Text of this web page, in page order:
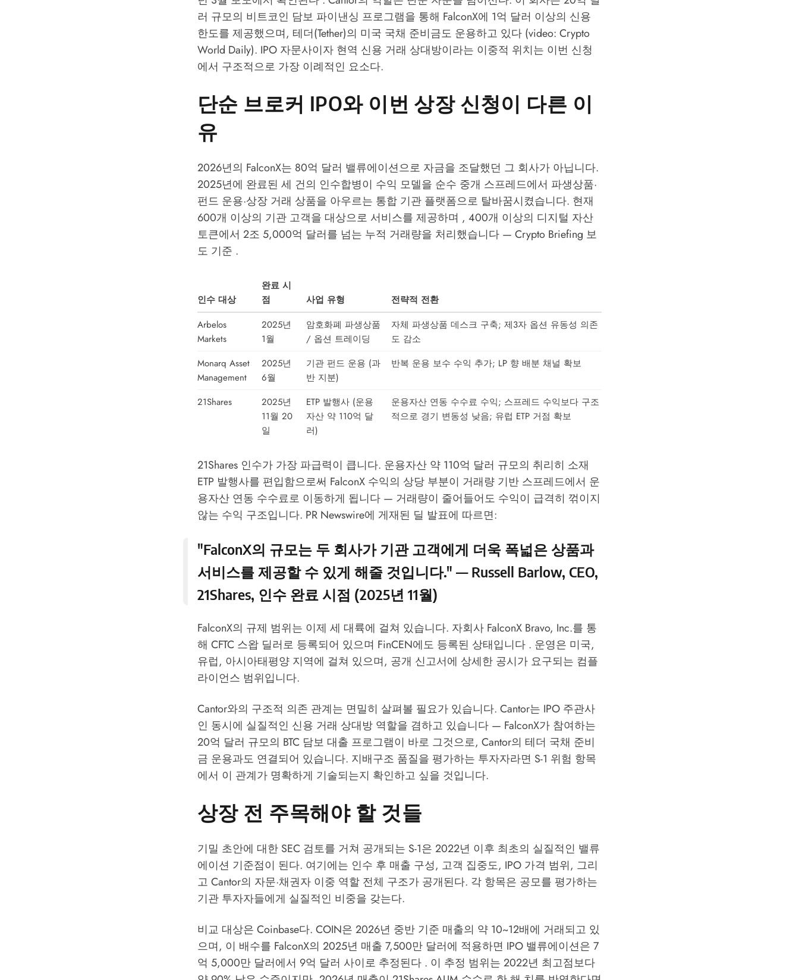
러 규모의 비트코인 담보 파이낸싱 프로그램을 통해 FalconX에 1억 달러 이상의 신용
한도를 제공했으며, 테더(Tether)의 미국 국채 준비금도 운용하고 있다 (video: Crypto
World Daily). IPO 자문사이자 현역 신용 거래 상대방이라는 이중적 위치는 이번 신청
에서 구조적으로 가장 이례적인 요소다.
단순 브로커 IPO와 이번 상장 신청이 다른 이
유
2026년의 FalconX는 80억 달러 밸류에이션으로 자금을 조달했던 그 회사가 아닙니다.
2025년에 완료된 세 건의 인수합병이 수익 모델을 순수 중개 스프레드에서 파생상품·
펀드 운용·상장 거래 상품을 아우르는 통합 기관 플랫폼으로 탈바꿈시켰습니다. 현재
600개 이상의 기관 고객을 대상으로 서비스를 제공하며 , 400개 이상의 디지털 자산
토큰에서 2조 5,000억 달러를 넘는 누적 거래량을 처리했습니다 — Crypto Briefing 보
도 기준 .
인수 대상
완료 시
점
사업 유형
전략적 전환
Arbelos
Markets
2025년
1월
암호화폐 파생상품
/ 옵션 트레이딩
자체 파생상품 데스크 구축; 제3자 옵션 유동성 의존
도 감소
Monarq Asset
Management
2025년
6월
기관 펀드 운용 (과
반 지분)
반복 운용 보수 수익 추가; LP 향 배분 채널 확보
21Shares
2025년
11월 20
일
ETP 발행사 (운용
자산 약 110억 달
러)
운용자산 연동 수수료 수익; 스프레드 수익보다 구조
적으로 경기 변동성 낮음; 유럽 ETP 거점 확보
21Shares 인수가 가장 파급력이 큽니다. 운용자산 약 110억 달러 규모의 취리히 소재
ETP 발행사를 편입함으로써 FalconX 수익의 상당 부분이 거래량 기반 스프레드에서 운
용자산 연동 수수료로 이동하게 됩니다 — 거래량이 줄어들어도 수익이 급격히 꺾이지
않는 수익 구조입니다. PR Newswire에 게재된 딜 발표에 따르면:
"FalconX의 규모는 두 회사가 기관 고객에게 더욱 폭넓은 상품과
서비스를 제공할 수 있게 해줄 것입니다." — Russell Barlow, CEO,
21Shares, 인수 완료 시점 (2025년 11월)
FalconX의 규제 범위는 이제 세 대륙에 걸쳐 있습니다. 자회사 FalconX Bravo, Inc.를 통
해 CFTC 스왑 딜러로 등록되어 있으며 FinCEN에도 등록된 상태입니다 . 운영은 미국,
유럽, 아시아태평양 지역에 걸쳐 있으며, 공개 신고서에 상세한 공시가 요구되는 컴플
라이언스 범위입니다.
Cantor와의 구조적 의존 관계는 면밀히 살펴볼 필요가 있습니다. Cantor는 IPO 주관사
인 동시에 실질적인 신용 거래 상대방 역할을 겸하고 있습니다 — FalconX가 참여하는
20억 달러 규모의 BTC 담보 대출 프로그램이 바로 그것으로, Cantor의 테더 국채 준비
금 운용과도 연결되어 있습니다. 지배구조 품질을 평가하는 투자자라면 S-1 위험 항목
에서 이 관계가 명확하게 기술되는지 확인하고 싶을 것입니다.
상장 전 주목해야 할 것들
기밀 초안에 대한 SEC 검토를 거쳐 공개되는 S-1은 2022년 이후 최초의 실질적인 밸류
에이션 기준점이 된다. 여기에는 인수 후 매출 구성, 고객 집중도, IPO 가격 범위, 그리
고 Cantor의 자문·채권자 이중 역할 전체 구조가 공개된다. 각 항목은 공모를 평가하는
기관 투자자들에게 실질적인 비중을 갖는다.
비교 대상은 Coinbase다. COIN은 2026년 중반 기준 매출의 약 10~12배에 거래되고 있
으며, 이 배수를 FalconX의 2025년 매출 7,500만 달러에 적용하면 IPO 밸류에이션은 7
억 5,000만 달러에서 9억 달러 사이로 추정된다 . 이 추정 범위는 2022년 최고점보다